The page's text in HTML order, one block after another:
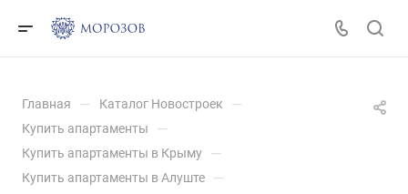
Главная — Каталог Новостроек —
Купить апартаменты —
Купить апартаменты в Крыму —
Купить апартаменты в Алуште —